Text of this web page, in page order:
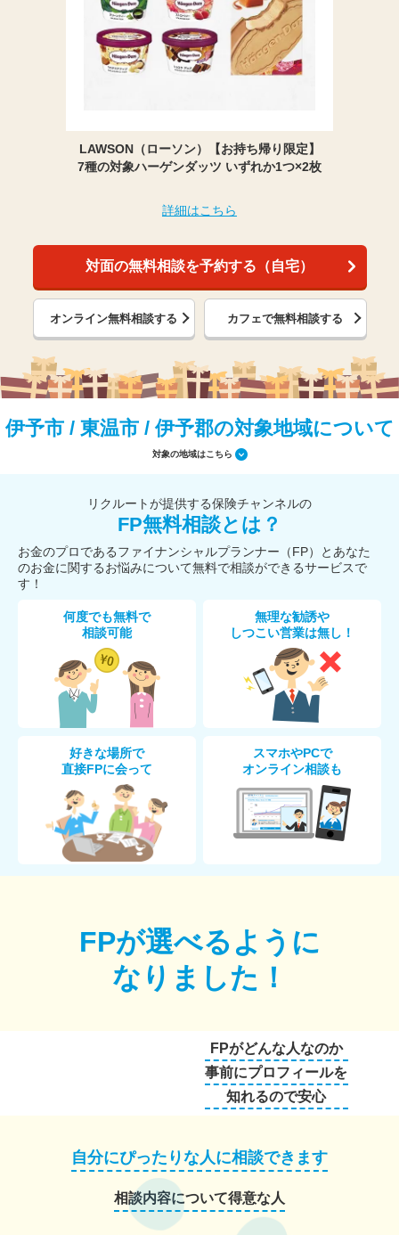
LAWSON（ローソン）【お持ち帰り限定】
7種の対象ハーゲンダッツ いずれか1つ×2枚
詳細はこちら
対面の無料相談を予約する（自宅）
オンライン無料相談する カフェで無料相談する
伊予市 / 東温市 / 伊予郡の対象地域について
対象の地域はこちら
リクルートが提供する保険チャンネルの
FP無料相談とは？
お金のプロであるファイナンシャルプランナー（FP）とあなた
のお金に関するお悩みについて無料で相談ができるサービスで
す！
何度でも無料で
相談可能
無理な勧誘や
しつこい営業は無し！
好きな場所で
直接FPに会って
スマホやPCで
オンライン相談も
FPが選べるように
なりました！
FPがどんな人なのか
事前にプロフィールを
知れるので安心
自分にぴったりな人に相談できます
相談内容について得意な人